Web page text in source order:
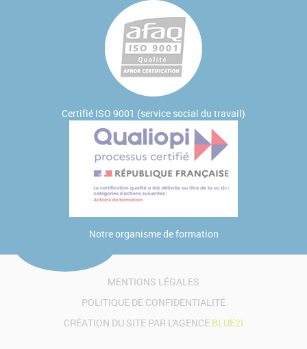
Certifié ISO 9001 (service social du travail)
Notreorganisme de formation
MENTIONS LÉGALES
POLITIQUE DE CONFIDENTIALITÉ
CRÉATION DU SITE PAR L'AGENCE BLUE2I